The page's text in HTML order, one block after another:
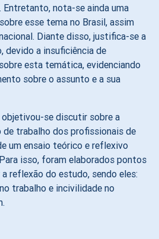
Entretanto, nota-se ainda uma
esse tema no Brasil, assim
Diante disso, justifica-se a
devido a insuficiência de
esta temática, evidenciando
sobre o assunto e a sua
se discutir sobre a
trabalho dos profissionais de
um ensaio teórico e reflexivo
isso, foram elaborados pontos
reflexão do estudo, sendo eles:
trabalho e incivilidade no